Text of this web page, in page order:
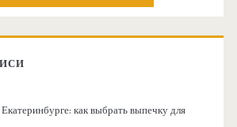
как выбрать выпечку для